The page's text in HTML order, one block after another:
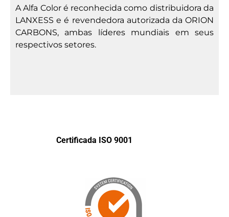
A Alfa Color é reconhecida como distribuidora da
LANXESS e é revendedora autorizada da ORION
CARBONS, ambas líderes mundiais em seus
respectivos setores.
Certificada ISO 9001